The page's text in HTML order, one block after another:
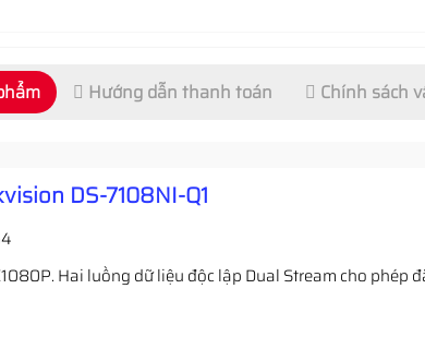
Hướng dẫn thanh toán Chính sách
DS-7108NI-Q1
Hai luồng dữ liệu độc lập Dual Stream cho